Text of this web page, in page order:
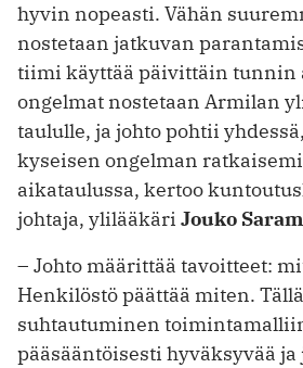
hyvin nopeasti. Vähän
nostetaan jatkuvan
tiimi käyttää päivittäin tunnin
ongelmat nostetaan Armilan
taululle, ja johto pohtii
kyseisen ongelman
aikataulussa, kertoo
johtaja, ylilääkäri Jouko
– Johto määrittää tavoitteet:
Henkilöstö päättää miten.
suhtautuminen
pääsääntöisesti hyväksyvää ja